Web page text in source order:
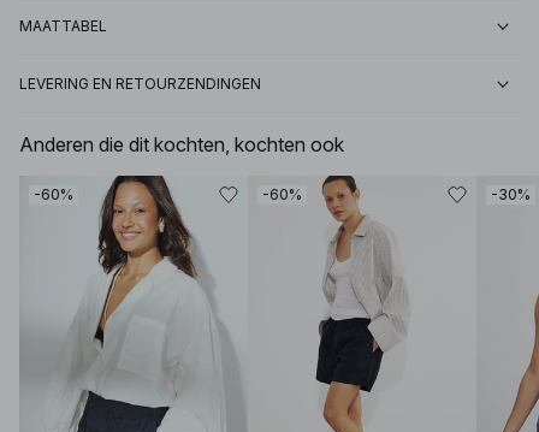
MAATTABEL
LEVERING EN RETOURZENDINGEN
Anderen die dit kochten, kochten ook
-60% -60% -30%